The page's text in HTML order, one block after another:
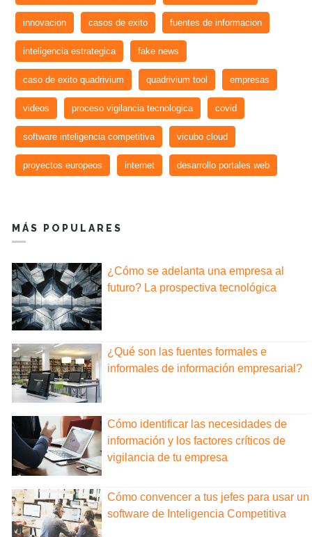
innovacion casos de exito fuentes de informacion
inteligencia estrategica fake news
caso de exito quadrivium quadrivium tool empresas
videos proceso vigilancia tecnologica covid
software inteligencia competitiva vicubo cloud
proyectos europeos internet desarrollo portales web
MÁS POPULARES
¿Cómo se adelanta una empresa al
futuro? La prospectiva tecnológica
¿Qué son las fuentes formales e
informales de información empresarial?
Cómo identificar las necesidades de
información y los factores críticos de
vigilancia de tu empresa
Cómo convencer a tus jefes para usar un
software de Inteligencia Competitiva